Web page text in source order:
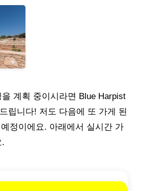
계획 중이시라면 Blue Harpist
립니다! 저도 다음에 또 가게 된
정이에요. 아래에서 실시간 가
.